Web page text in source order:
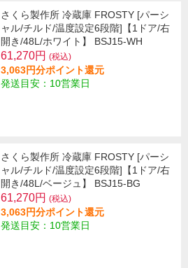
さくら製作所 冷蔵庫 FROSTY [パーシ
ャル/チルド/温度設定6段階]【1ドア/右
開き/48L/ホワイト】 BSJ15-WH
61,270円 (税込)
3,063円分ポイント還元
発送目安：10営業日
さくら製作所 冷蔵庫 FROSTY [パーシ
ャル/チルド/温度設定6段階]【1ドア/右
開き/48L/ベージュ】 BSJ15-BG
61,270円 (税込)
3,063円分ポイント還元
発送目安：10営業日